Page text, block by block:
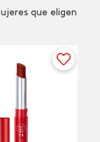
que eligen